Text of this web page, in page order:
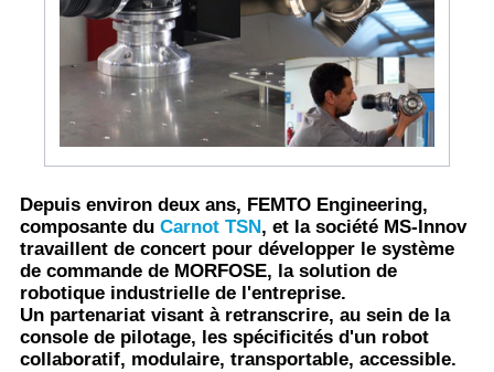
Depuis environ deux ans, FEMTO Engineering,
composante du Carnot TSN , et la société MS-Innov
travaillent de concert pour développer le système
de commande de MORFOSE, la solution de
robotique industrielle de l'entreprise.
Un partenariat visant à retranscrire, au sein de la
console de pilotage, les spécificités d'un robot
collaboratif, modulaire, transportable, accessible.